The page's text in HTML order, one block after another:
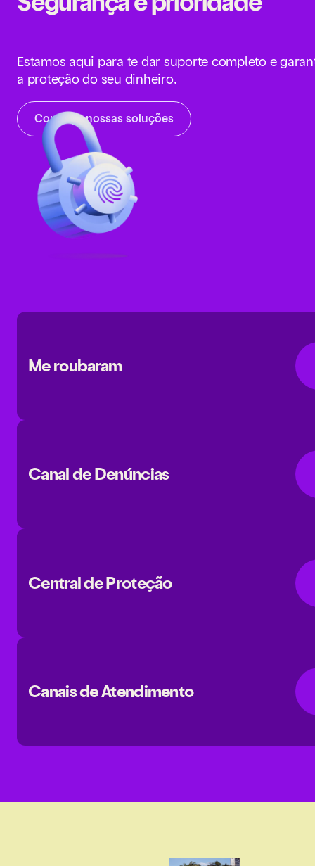
Estamos aqui para te dar suporte completo e
a proteção do seu dinheiro.
Conheça nossas soluções
Me roubaram
Canal de Denúncias
Central de Proteção
Canais de Atendimento